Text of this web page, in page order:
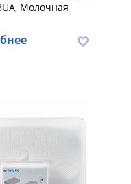
Молочная